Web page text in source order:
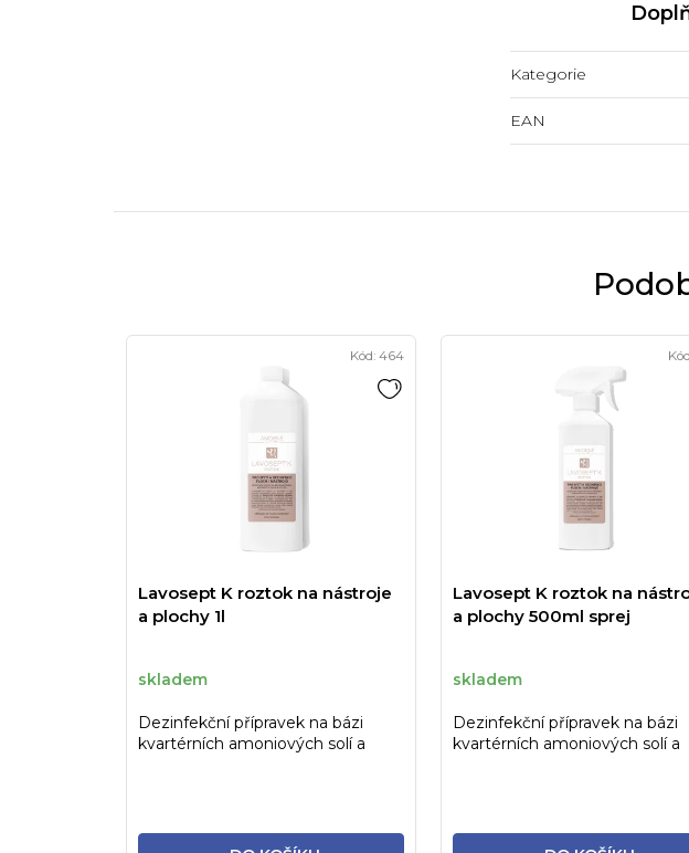
Kategorie
EAN
Lavosept K roztok na nástroje
a plochy 1l
skladem
Dezinfekční přípravek na bázi
kvartérních amoniových solí a
Kód: 464
Lavosept K roztok na
a plochy 500ml sprej
skladem
Dezinfekční přípravek na bázi
kvartérních amoniových solí a